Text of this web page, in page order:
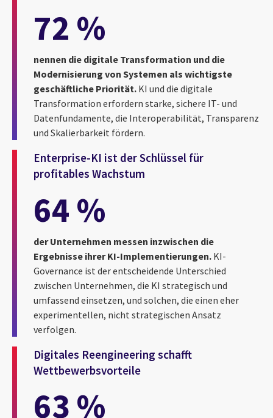
72 %
nennen die digitale Transformation und die
Modernisierung von Systemen als wichtigste
geschäftliche Priorität. KI und die digitale
Transformation erfordern starke, sichere IT- und
Datenfundamente, die Interoperabilität, Transparenz
und Skalierbarkeit fördern.
Enterprise-KI ist der Schlüssel für
profitables Wachstum
64 %
der Unternehmen messen inzwischen die
Ergebnisse ihrer KI-Implementierungen. KI-
Governance ist der entscheidende Unterschied
zwischen Unternehmen, die KI strategisch und
umfassend einsetzen, und solchen, die einen eher
experimentellen, nicht strategischen Ansatz
verfolgen.
Digitales Reengineering schafft
Wettbewerbsvorteile
63 %